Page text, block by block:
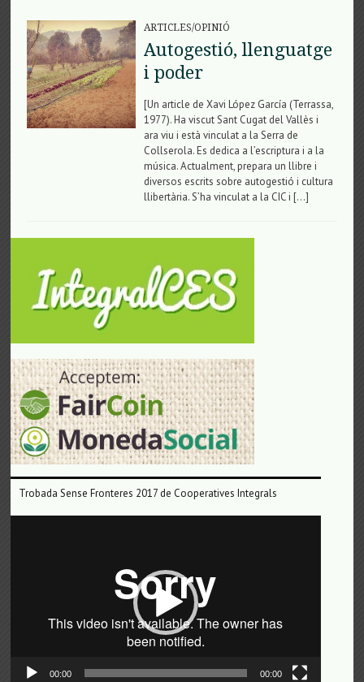
ARTICLES/OPINIÓ
Autogestió, llenguatge
i poder
[Un article de Xavi López García (Terrassa,
1977). Ha viscut Sant Cugat del Vallès i
ara viu i està vinculat a la Serra de
Collserola. Es dedica a l’escriptura i a la
música. Actualment, prepara un llibre i
diversos escrits sobre autogestió i cultura
llibertària. S’ha vinculat a la CIC i […]
Trobada Sense Fronteres 2017 de Cooperatives Integrals
00:00 00:00